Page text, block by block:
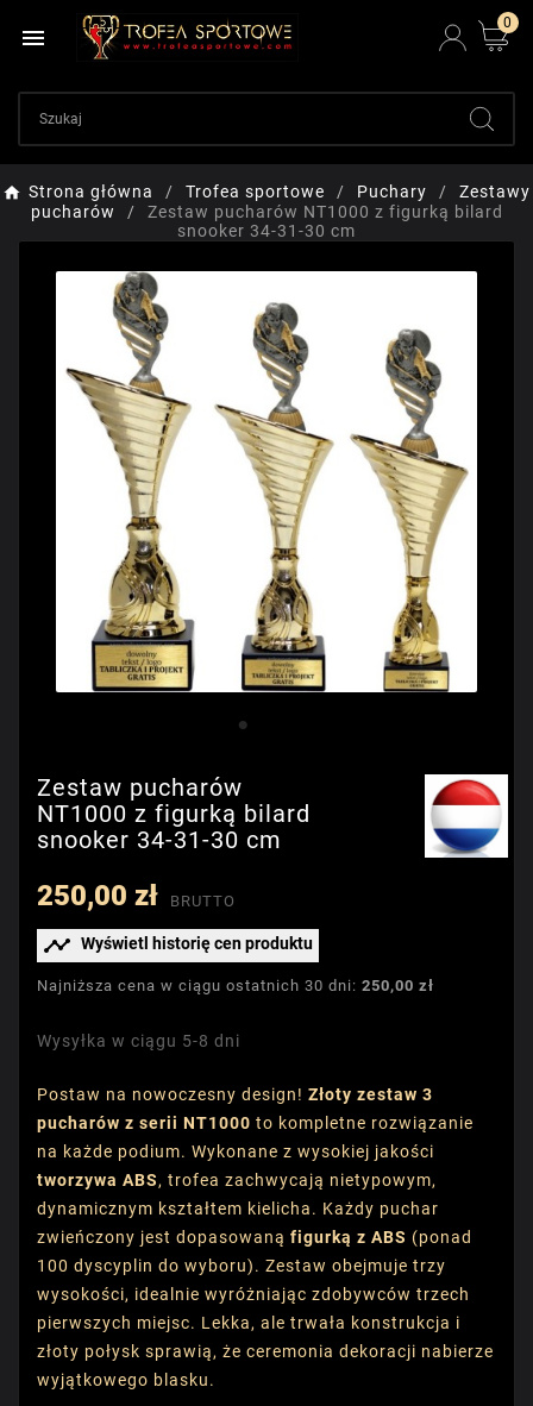

0
Strona główna Trofea sportowe Puchary
Zestawy
pucharów
Zestaw pucharów NT1000 z figurką bilard
snooker 34-31-30 cm
Zestaw pucharów
NT1000 z figurką bilard
snooker 34-31-30 cm
250,00 zł BRUTTO
 Wyświetl historię cen produktu
Najniższa cena w ciągu ostatnich 30 dni: 250,00 zł
Wysyłka w ciągu 5-8 dni
Postaw na nowoczesny design! Złoty zestaw 3
pucharów z serii NT1000 to kompletne rozwiązanie
na każde podium. Wykonane z wysokiej jakości
tworzywa ABS, trofea zachwycają nietypowym,
dynamicznym kształtem kielicha. Każdy puchar
zwieńczony jest dopasowaną figurką z ABS (ponad
100 dyscyplin do wyboru). Zestaw obejmuje trzy
wysokości, idealnie wyróżniając zdobywców trzech
pierwszych miejsc. Lekka, ale trwała konstrukcja i
złoty połysk sprawią, że ceremonia dekoracji nabierze
wyjątkowego blasku.